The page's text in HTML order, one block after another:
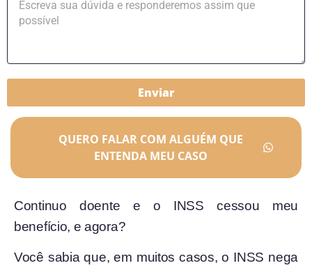
Enviar
QUERO FALAR COM ALGUÉM QUE
ENTENDA MEU CASO
Continuo doente e o INSS cessou meu
benefício, e agora?
Você sabia que, em muitos casos, o INSS nega